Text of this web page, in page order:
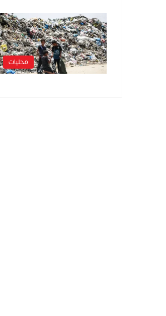
محليات